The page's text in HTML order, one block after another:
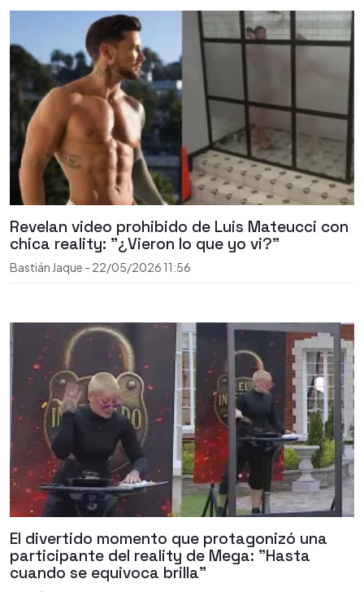
Revelan video prohibido de Luis Mateucci con
chica reality: "¿Vieron lo que yo vi?"
Bastián Jaque - 22/05/2026 11:56
El divertido momento que protagonizó una
participante del reality de Mega: "Hasta
cuando se equivoca brilla"